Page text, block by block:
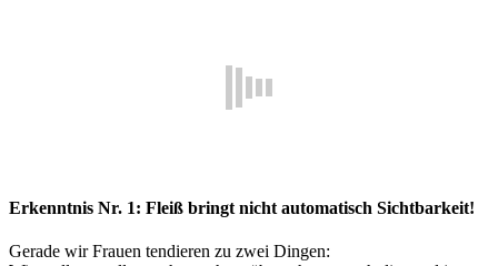
Erkenntnis Nr. 1: Fleiß bringt nicht automatisch Sichtbarkeit!
Gerade wir Frauen tendieren zu zwei Dingen: